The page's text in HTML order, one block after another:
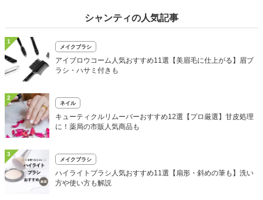
シャンティの人気記事
1
メイクブラシ
アイブロウコーム人気おすすめ11選【美眉毛に仕上がる】眉ブ
ラシ・ハサミ付きも
2
ネイル
キューティクルリムーバーおすすめ12選【プロ厳選】甘皮処理
に！薬局の市販人気商品も
3
メイクブラシ
ハイライトブラシ人気おすすめ11選【扇形・斜めの筆も】洗い
方や使い方も解説